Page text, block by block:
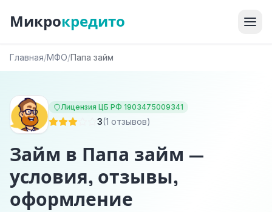
Микрокредито
Главная/МФО/Папа займ
Лицензия ЦБ РФ 1903475009341
3(1 отзывов)
Займ в Папа займ —
условия, отзывы,
оформление